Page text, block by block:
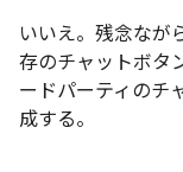
いいえ。残念なが
存のチャットボタ
ードパーティのチ
成する。